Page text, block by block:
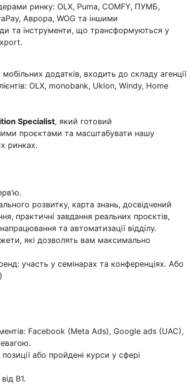
ринку: OLX, Puma, COMFY, ПУМБ,
Аврора, WOG та іншими
та інструменти, що трансформуються у
додатків, входить до складу агенції
OLX, monobank, Uklon, Windy, Home
Specialist, який готовий
проєктами та масштабувати нашу
ринках.
розвитку, карта знань, досвідчений
практичні завдання реальних проєктів,
та автоматизації відділу.
які дозволять вам максимально
участь у семінарах та конференціях. Або
Facebook (Meta Ads), Google ads (UAC),
або пройдені курси у сфері
B1.